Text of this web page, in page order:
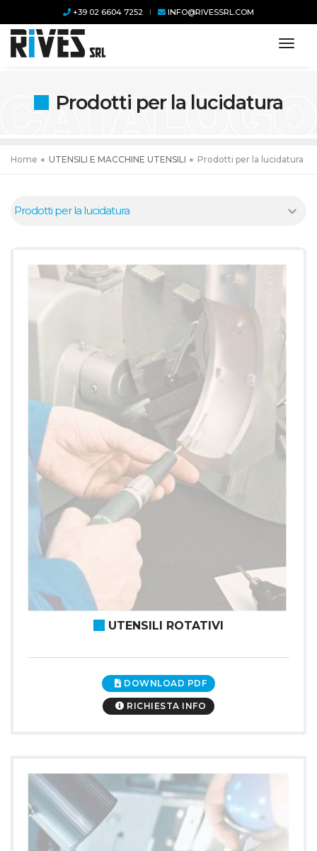
+39 02 6604 7252 INFO@RIVESSRL.COM
Prodotti per la lucidatura
Home UTENSILI E MACCHINE UTENSILI Prodotti per la lucidatura
UTENSILI ROTATIVI
DOWNLOAD PDF
RICHIESTA INFO